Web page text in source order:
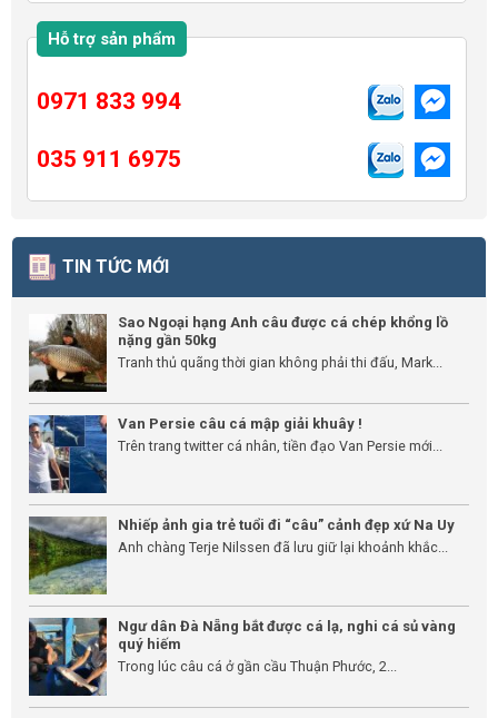
Hỗ trợ sản phẩm
0971 833 994
035 911 6975
TIN TỨC MỚI
Sao Ngoại hạng Anh câu được cá chép khổng lồ
nặng gần 50kg
Tranh thủ quãng thời gian không phải thi đấu, Mark...
Van Persie câu cá mập giải khuây !
Trên trang twitter cá nhân, tiền đạo Van Persie mới...
Nhiếp ảnh gia trẻ tuổi đi “câu” cảnh đẹp xứ Na Uy
Anh chàng Terje Nilssen đã lưu giữ lại khoảnh khắc...
Ngư dân Đà Nẵng bắt được cá lạ, nghi cá sủ vàng
quý hiếm
Trong lúc câu cá ở gần cầu Thuận Phước, 2...